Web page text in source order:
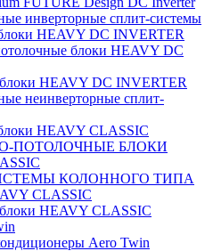
инверторные сплит-системы
HEAVY DC INVERTER
блоки HEAVY DC
HEAVY DC INVERTER
неинверторные сплит-
HEAVY CLASSIC
ПОТОЛОЧНЫЕ БЛОКИ
КОЛОННОГО ТИПА
CLASSIC
HEAVY CLASSIC
Aero Twin